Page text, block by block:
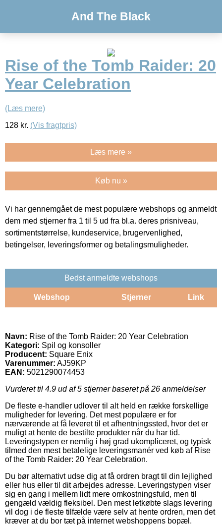
And The Black
Rise of the Tomb Raider: 20
Year Celebration
(Læs mere)
128 kr. (Vis fragtpris)
Læs mere »
Køb nu »
Vi har gennemgået de mest populære webshops og anmeldt
dem med stjerner fra 1 til 5 ud fra bl.a. deres prisniveau,
sortimentstørrelse, kundeservice, brugervenlighed,
betingelser, leveringsformer og betalingsmuligheder.
Bedst anmeldte webshops
Webshop Stjerner Link
Navn: Rise of the Tomb Raider: 20 Year Celebration
Kategori: Spil og konsoller
Producent: Square Enix
Varenummer: AJ59KP
EAN: 5021290074453
Vurderet til 4.9 ud af 5 stjerner baseret på 26 anmeldelser
De fleste e-handler udlover til alt held en række forskellige
muligheder for levering. Det mest populære er for
nærværende at få leveret til et afhentningssted, hvor det er
muligt at hente de bestilte produkter når du har tid.
Leveringstypen er nemlig i høj grad ukompliceret, og typisk
tilmed den mest betalelige leveringsmanér ved køb af Rise
of the Tomb Raider: 20 Year Celebration.
Du bør alternativt udse dig at få ordren bragt til din lejlighed
eller hus eller til dit arbejdes adresse. Leveringstypen viser
sig en gang i mellem lidt mere omkostningsfuld, men til
gengæld vældig fleksibel. Den mest letkøbte slags levering
vil dog i de fleste tilfælde være selv at hente ordren, men det
kræver at du bor tæt på internet webshoppens bopæl.